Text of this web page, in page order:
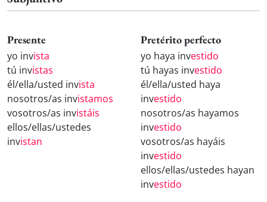
Presente
yo invista
tú invistas
él/ella/usted invista
nosotros/as invistamos
vosotros/as invistáis
ellos/ellas/ustedes
invistan
Pretérito perfecto
yo haya investido
tú hayas investido
él/ella/usted haya
investido
nosotros/as hayamos
investido
vosotros/as hayáis
investido
ellos/ellas/ustedes hayan
investido